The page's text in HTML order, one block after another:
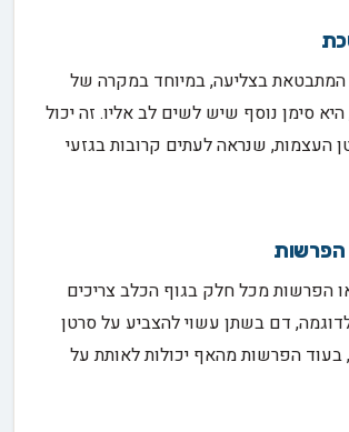
המתבטאת בצליעה, במיוחד במקרה של
סימן נוסף שיש לשים לב אליו. זה יכול
העצמות, שנראה לעתים קרובות בגזעי
הפרשות
הפרשות מכל חלק בגוף הכלב צריכים
דם בשתן עשוי להצביע על סרטן
הפרשות מהאף יכולות לאותת על